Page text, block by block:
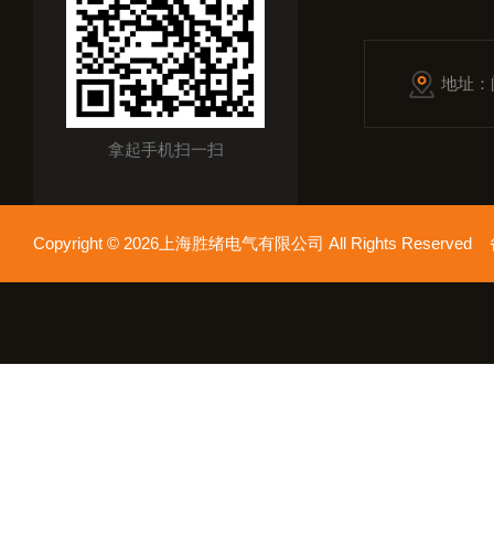
拿起手机扫一扫
地址
Copyright © 2026上海胜绪电气有限公司 All Rights Reserved